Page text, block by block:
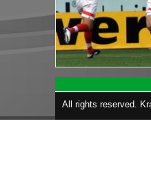
All rights reserved.